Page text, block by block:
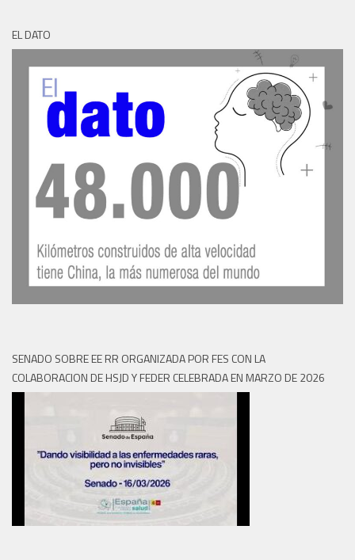
EL DATO
SENADO SOBRE EE RR ORGANIZADA POR FES CON LA
COLABORACION DE HSJD Y FEDER CELEBRADA EN MARZO DE 2026